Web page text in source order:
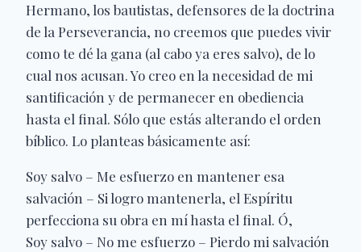
Hermano, los bautistas, defensores de la doctrina
de la Perseverancia, no creemos que puedes vivir
como te dé la gana (al cabo ya eres salvo), de lo
cual nos acusan. Yo creo en la necesidad de mi
santificación y de permanecer en obediencia
hasta el final. Sólo que estás alterando el orden
bíblico. Lo planteas básicamente así:
Soy salvo – Me esfuerzo en mantener esa
salvación – Si logro mantenerla, el Espíritu
perfecciona su obra en mí hasta el final. Ó,
Soy salvo – No me esfuerzo – Pierdo mi salvación